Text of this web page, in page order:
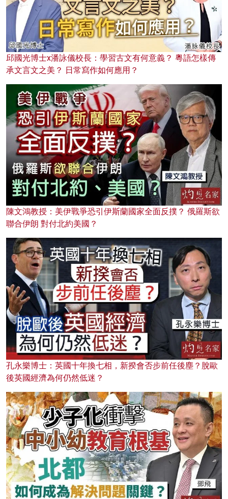
邱國光博士x潘詠儀校長：學習古文有何意義？ 粵語怎樣傳
承文言文之美？ 日常寫作如何應用？
陳文鴻教授：美伊戰爭恐引伊斯蘭國家全面反撲？ 俄羅斯欲
聯合伊朗 對付北約美國？
孔永樂博士：英國十年換七相，新揆會否步前任後塵？脫歐
後英國經濟為何仍然低迷？